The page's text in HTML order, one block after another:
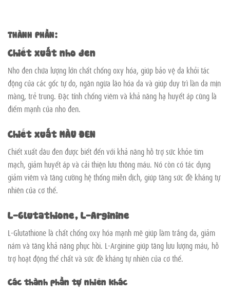
THÀNH PHẦN:
Chiết xuất nho đen
Nho đen chứa lượng lớn chất chống oxy hóa, giúp bảo vệ da khỏi tác
động của các gốc tự do, ngăn ngừa lão hóa da và giúp duy trì làn da mịn
màng, trẻ trung. Đặc tính chống viêm và khả năng hạ huyết áp cũng là
điểm mạnh của nho đen.
Chiết xuất MÀU ĐEN
Chiết xuất dâu đen được biết đến với khả năng hỗ trợ sức khỏe tim
mạch, giảm huyết áp và cải thiện lưu thông máu. Nó còn có tác dụng
giảm viêm và tăng cường hệ thống miễn dịch, giúp tăng sức đề kháng tự
nhiên của cơ thể.
L-Glutathione, L-Arginine
L-Glutathione là chất chống oxy hóa mạnh mẽ giúp làm trắng da, giảm
nám và tăng khả năng phục hồi. L-Arginine giúp tăng lưu lượng máu, hỗ
trợ hoạt động thể chất và sức đề kháng tự nhiên của cơ thể.
Các thành phần tự nhiên khác